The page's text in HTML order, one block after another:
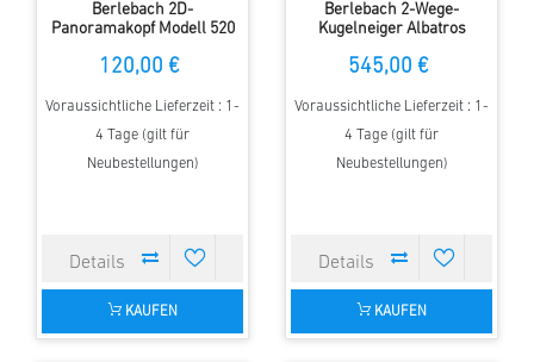
Berlebach 2D-
Panoramakopf Modell 520
120,00 €
Voraussichtliche Lieferzeit : 1-
4 Tage (gilt für
Neubestellungen)
KAUFEN
Berlebach 2-Wege-
Kugelneiger Albatros
545,00 €
Voraussichtliche Lieferzeit : 1-
4 Tage (gilt für
Neubestellungen)
KAUFEN